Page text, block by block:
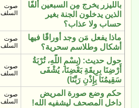
بالليزر يخرج مِن السبعين ألفًا
الذين يدخلون الجنة بغير
حساب ولا عذاب؟
صوت
السلف
ماذا يفعل مَن وجد أوراقًا فيها
أشكال وطلاسم سحرية؟
صوت
السلف
حول حديث: (بِسْمِ اللَّهِ، تُرْبَةُ
أَرْضِنَا بِرِيقَةِ بَعْضِنَا، يُشْفَى
سَقِيمُنَا بِإِذْنِ رَبِّنَا)
صوت
السلف
حكم وضع صورة المريض
داخل المصحف ليشفيه الله!
صوت
السلف